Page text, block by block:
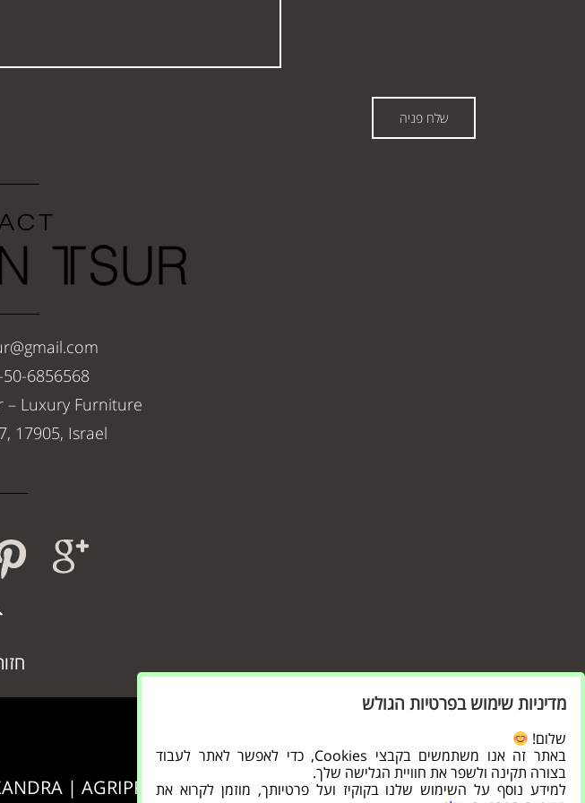
שלח פניה
6856568
– Luxury Furniture
17905, Israel
| AGRIPPA
מדיניות שימוש בפרטיות הגולש
שלום!
באתר זה אנו משתמשים בקבצי Cookies, כדי לאפשר לאתר לעבוד
בצורה תקינה ולשפר את חוויית הגלישה שלך.
למידע נוסף על השימוש שלנו בקוקיז ועל פרטיותך, מוזמן לקרוא את